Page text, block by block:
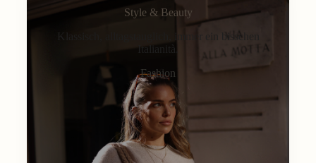
Style & Beauty
Klassisch, alltagstauglich, immer ein bisschen
Italianità.
Fashion